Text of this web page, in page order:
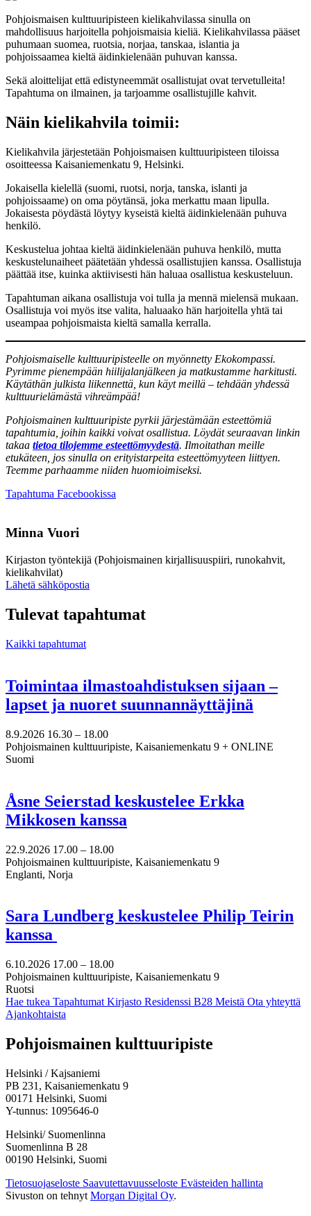
Pohjoismaisen kulttuuripisteen kielikahvilassa sinulla on
mahdollisuus harjoitella pohjoismaisia kieliä. Kielikahvilassa pääset
puhumaan suomea, ruotsia, norjaa, tanskaa, islantia ja
pohjoissaamea kieltä äidinkielenään puhuvan kanssa.
Sekä aloittelijat että edistyneemmät osallistujat ovat tervetulleita!
Tapahtuma on ilmainen, ja tarjoamme osallistujille kahvit.
Näin kielikahvila toimii:
Kielikahvila järjestetään Pohjoismaisen kulttuuripisteen tiloissa
osoitteessa Kaisaniemenkatu 9, Helsinki.
Jokaisella kielellä (suomi, ruotsi, norja, tanska, islanti ja
pohjoissaame) on oma pöytänsä, joka merkattu maan lipulla.
Jokaisesta pöydästä löytyy kyseistä kieltä äidinkielenään puhuva
henkilö.
Keskustelua johtaa kieltä äidinkielenään puhuva henkilö, mutta
keskustelunaiheet päätetään yhdessä osallistujien kanssa. Osallistuja
päättää itse, kuinka aktiivisesti hän haluaa osallistua keskusteluun.
Tapahtuman aikana osallistuja voi tulla ja mennä mielensä mukaan.
Osallistuja voi myös itse valita, haluaako hän harjoitella yhtä tai
useampaa pohjoismaista kieltä samalla kerralla.
Pohjoismaiselle kulttuuripisteelle on myönnetty Ekokompassi.
Pyrimme pienempään hiilijalanjälkeen ja matkustamme harkitusti.
Käytäthän julkista liikennettä, kun käyt meillä – tehdään yhdessä
kulttuurielämästä vihreämpää!
Pohjoismainen kulttuuripiste pyrkii järjestämään esteettömiä
tapahtumia, joihin kaikki voivat osallistua. Löydät seuraavan linkin
takaa tietoa tilojemme esteettömyydestä. Ilmoitathan meille
etukäteen, jos sinulla on erityistarpeita esteettömyyteen liittyen.
Teemme parhaamme niiden huomioimiseksi.
Tapahtuma Facebookissa
Minna Vuori
Kirjaston työntekijä (Pohjoismainen kirjallisuuspiiri, runokahvit,
kielikahvilat)
Lähetä sähköpostia
till
minna.vuori@nkk.org
Tulevat tapahtumat
Kaikki tapahtumat
Toimintaa ilmastoahdistuksen sijaan –
lapset ja nuoret suunnannäyttäjinä
8.9.2026 16.30 – 18.00
Pohjoismainen kulttuuripiste, Kaisaniemenkatu 9 + ONLINE
Suomi
Åsne Seierstad keskustelee Erkka
Mikkosen kanssa
22.9.2026 17.00 – 18.00
Pohjoismainen kulttuuripiste, Kaisaniemenkatu 9
Englanti, Norja
Sara Lundberg keskustelee Philip Teirin
kanssa
6.10.2026 17.00 – 18.00
Pohjoismainen kulttuuripiste, Kaisaniemenkatu 9
Ruotsi
Hae tukea Tapahtumat Kirjasto Residenssi B28 Meistä Ota yhteyttä
Ajankohtaista
Facebook:
Avataan
välilehteen
Instagram:
Avataan
välilehteen
TikTok:
Avataan
välilehteen
Youtube:
Avataan
välilehteen
Vimeo:
Avataan
välilehteen
Pohjoismainen kulttuuripiste
Helsinki / Kajsaniemi
PB 231, Kaisaniemenkatu 9
00171 Helsinki, Suomi
Y-tunnus: 1095646-0
Helsinki/ Suomenlinna
Suomenlinna B 28
00190 Helsinki, Suomi
Tietosuojaseloste Saavutettavuusseloste Evästeiden hallinta
Sivuston on tehnyt Morgan Digital Oy.